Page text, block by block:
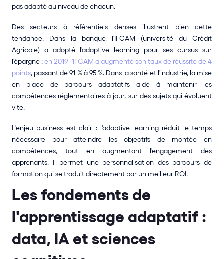
pas adapté au niveau de chacun.
Des secteurs à référentiels denses illustrent bien cette
tendance. Dans la banque, l'IFCAM (université du Crédit
Agricole) a adopté l'adaptive learning pour ses cursus sur
l'épargne : en 2019, l'IFCAM a augmenté son taux de réussite de 4
points, passant de 91 % à 95 %. Dans la santé et l'industrie, la mise
en place de parcours adaptatifs aide à maintenir les
compétences réglementaires à jour, sur des sujets qui évoluent
vite.
L'enjeu business est clair : l'adaptive learning réduit le temps
nécessaire pour atteindre les objectifs de montée en
compétences, tout en augmentant l'engagement des
apprenants. Il permet une personnalisation des parcours de
formation qui se traduit directement par un meilleur ROI.
Les fondements de
l'apprentissage adaptatif :
data, IA et sciences